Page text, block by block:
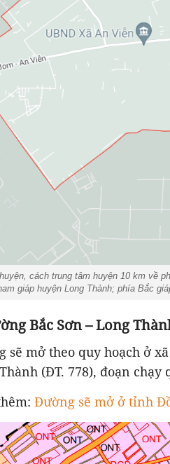
cách trung tâm huyện 10 km về
giáp huyện Long Thành; phía Bắc
Bắc Sơn – Long
sẽ mở theo quy hoạch ở
(ĐT. 778), đoạn
Đường sẽ mở ở tỉnh